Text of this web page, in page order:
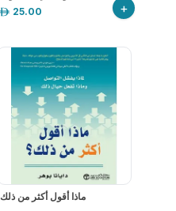
25.00
+
ماذا أقول أكثر من ذلك